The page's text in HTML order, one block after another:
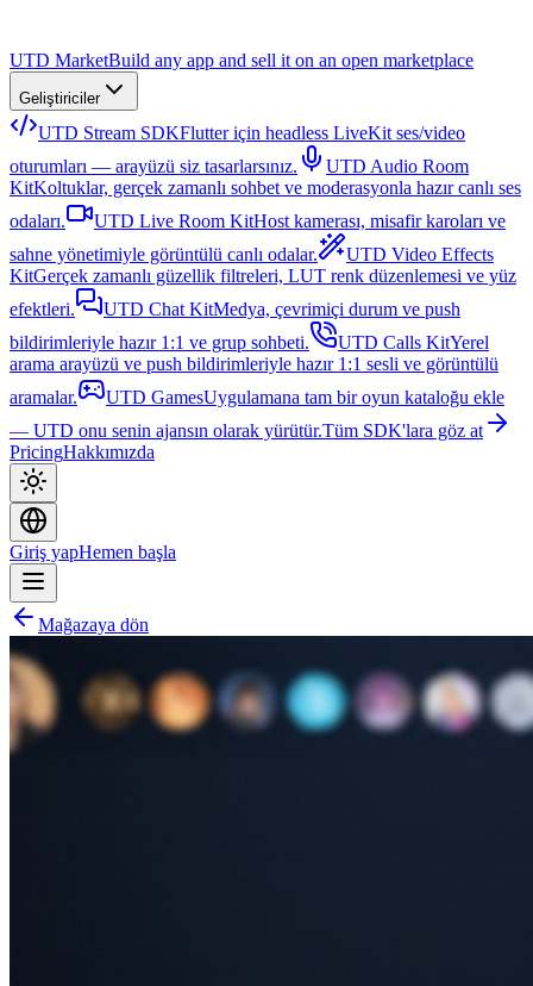
UTD MarketBuild any app and sell it on an open marketplace
Geliştiriciler
UTD Stream SDKFlutter için headless LiveKit ses/video
oturumları — arayüzü siz tasarlarsınız.
UTD Audio Room
KitKoltuklar, gerçek zamanlı sohbet ve moderasyonla hazır canlı ses
odaları.
UTD Live Room KitHost kamerası, misafir karoları ve
sahne yönetimiyle görüntülü canlı odalar.
UTD Video Effects
KitGerçek zamanlı güzellik filtreleri, LUT renk düzenlemesi ve yüz
efektleri.
UTD Chat KitMedya, çevrimiçi durum ve push
bildirimleriyle hazır 1:1 ve grup sohbeti.
UTD Calls KitYerel
arama arayüzü ve push bildirimleriyle hazır 1:1 sesli ve görüntülü
aramalar.
UTD GamesUygulamana tam bir oyun kataloğu ekle
— UTD onu senin ajansın olarak yürütür.Tüm SDK'lara göz at
PricingHakkımızda
Giriş yapHemen başla
Mağazaya dön